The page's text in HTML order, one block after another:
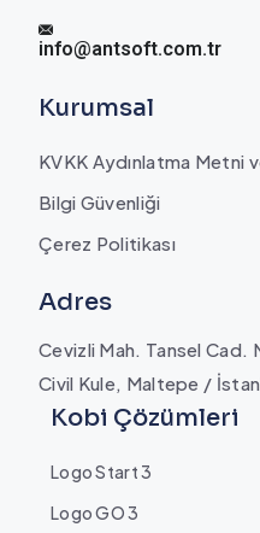
info@antsoft.com.tr
Kurumsal
KVKK Aydınlatma Metni
Bilgi Güvenliği
Çerez Politikası
Adres
Cevizli Mah. Tansel Cad.
Civil Kule, Maltepe /
Kobi Çözümleri
Logo Start 3
Logo GO 3